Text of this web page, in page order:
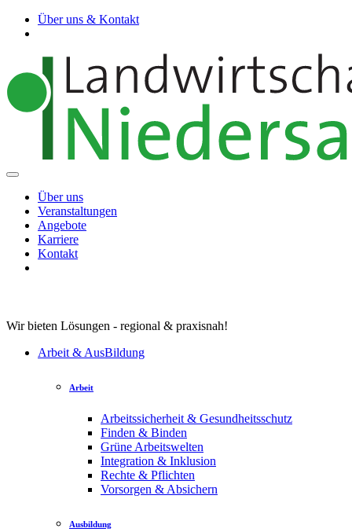
Über uns & Kontakt
Über uns
Veranstaltungen
Angebote
Karriere
Kontakt
Wir bieten Lösungen - regional & praxisnah!
Arbeit & AusBildung
Arbeit
Arbeitssicherheit & Gesundheitsschutz
Finden & Binden
Grüne Arbeitswelten
Integration & Inklusion
Rechte & Pflichten
Vorsorgen & Absichern
Ausbildung